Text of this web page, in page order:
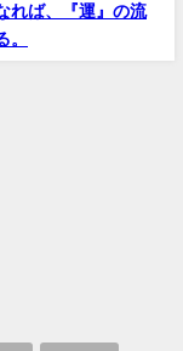
れば、『運』の流
。